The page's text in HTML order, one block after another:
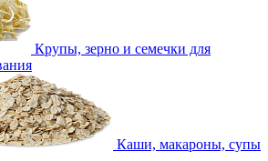
Крупы, зерно и семечки для
Каши, макароны, супы